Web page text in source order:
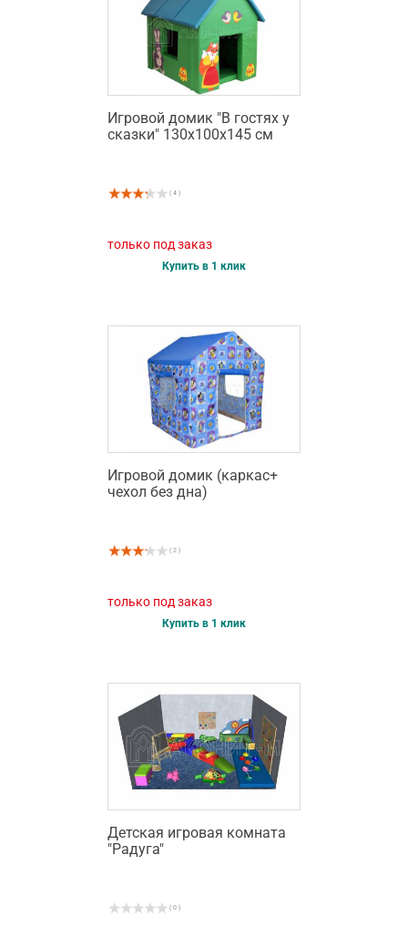
Игровой домик "В гостях у
сказки" 130х100х145 см
( 4 )
только под заказ
Купить в 1 клик
Игровой домик (каркас+
чехол без дна)
( 2 )
только под заказ
Купить в 1 клик
Детская игровая комната
"Радуга"
( 0 )